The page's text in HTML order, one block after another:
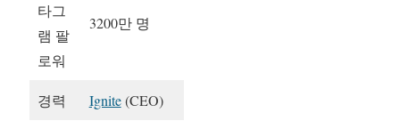
타그
램 팔
로워
3200만 명
경력 Ignite(CEO)